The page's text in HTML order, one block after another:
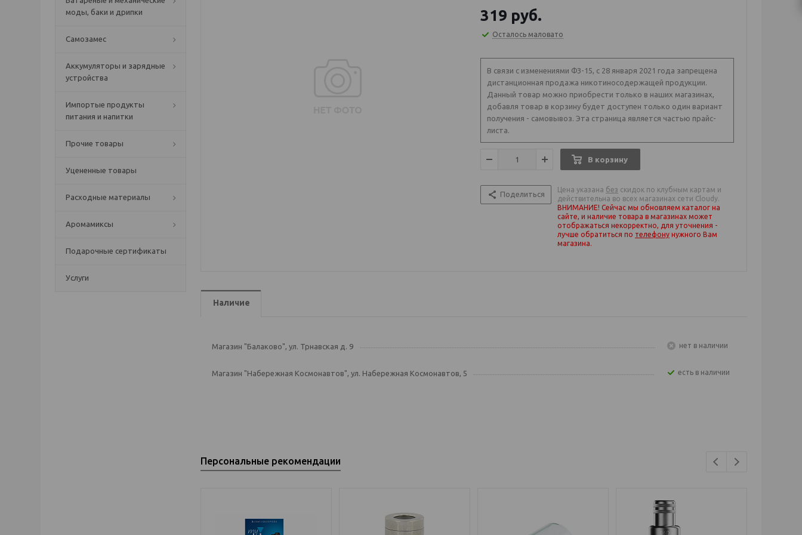
моды, баки и дрипки
Самозамес
Аккумуляторы и зарядные
устройства
Импортые продукты
питания и напитки
Прочие товары
Уцененные товары
Расходные материалы
Аромамиксы
Подарочные сертификаты
Услуги
319 руб.
Осталось маловато
В связи с изменениями ФЗ-15, с 28 января 2021 года запрещена
дистанционная продажа никотиносодержащей продукции.
Данный товар можно приобрести только в наших магазинах,
добавля товар в корзину будет доступен только один вариант
получения - самовывоз. Эта страница является частью прайс-
листа.
В корзину
Поделиться
Цена указана без скидок по клубным картам и
действительна во всех магазинах сети Cloudy.
ВНИМАНИЕ! Сейчас мы обновляем каталог на
сайте, и наличие товара в магазинах может
отображаться некорректно, для уточнения -
лучше обратиться по телефону нужного Вам
магазина.
Наличие
Магазин "Балаково", ул. Трнавская д. 9 Нет в наличии
Магазин "Набережная Космонавтов", ул. Набережная Космонавтов, 5 Есть в наличии
Персональные рекомендации